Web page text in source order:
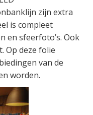
zijn extra
is compleet
en sfeerfoto’s. Ook
Op deze folie
van de
worden.